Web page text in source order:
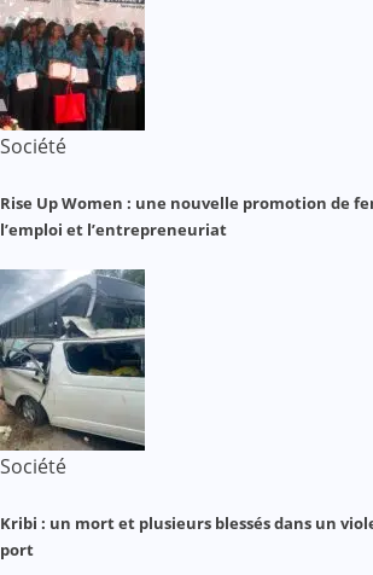
Société
Rise Up Women : une nouvelle promotion de
l’emploi et l’entrepreneuriat
Société
Kribi : un mort et plusieurs blessés dans un
port